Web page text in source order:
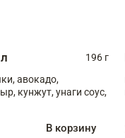
196 г
авокадо,
кунжут, унаги соус,
В корзину